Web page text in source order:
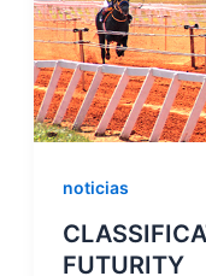
noticias
FUTURITY